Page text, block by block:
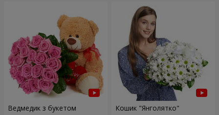
Ведмедик з букетом Кошик "Янголятко"